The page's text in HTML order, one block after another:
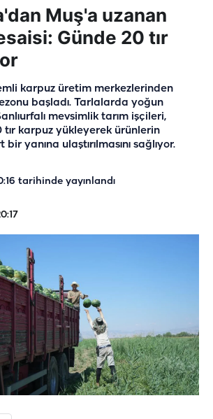
Muş'a uzanan
Günde 20 tır
karpuz üretim merkezlerinden
başladı. Tarlalarda yoğun
mevsimlik tarım işçileri,
tır karpuz yükleyerek ürünlerin
yanına ulaştırılmasını sağlıyor.
tarihinde yayınlandı